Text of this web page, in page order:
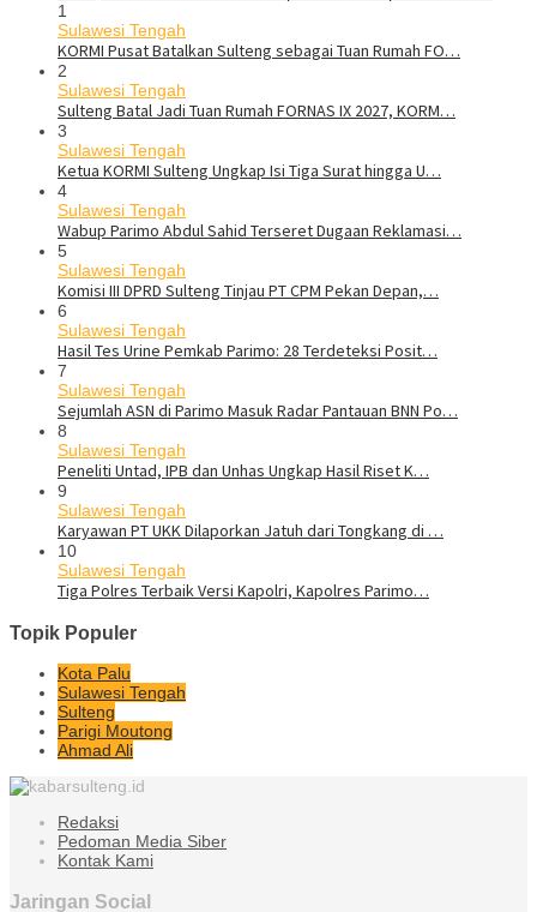
1
Sulawesi Tengah
KORMI Pusat Batalkan Sulteng sebagai Tuan Rumah FO…
2
Sulawesi Tengah
Sulteng Batal Jadi Tuan Rumah FORNAS IX 2027, KORM…
3
Sulawesi Tengah
Ketua KORMI Sulteng Ungkap Isi Tiga Surat hingga U…
4
Sulawesi Tengah
Wabup Parimo Abdul Sahid Terseret Dugaan Reklamasi…
5
Sulawesi Tengah
Komisi III DPRD Sulteng Tinjau PT CPM Pekan Depan,…
6
Sulawesi Tengah
Hasil Tes Urine Pemkab Parimo: 28 Terdeteksi Posit…
7
Sulawesi Tengah
Sejumlah ASN di Parimo Masuk Radar Pantauan BNN Po…
8
Sulawesi Tengah
Peneliti Untad, IPB dan Unhas Ungkap Hasil Riset K…
9
Sulawesi Tengah
Karyawan PT UKK Dilaporkan Jatuh dari Tongkang di …
10
Sulawesi Tengah
Tiga Polres Terbaik Versi Kapolri, Kapolres Parimo…
Topik Populer
Kota Palu
Sulawesi Tengah
Sulteng
Parigi Moutong
Ahmad Ali
Redaksi
Pedoman Media Siber
Kontak Kami
Jaringan Social